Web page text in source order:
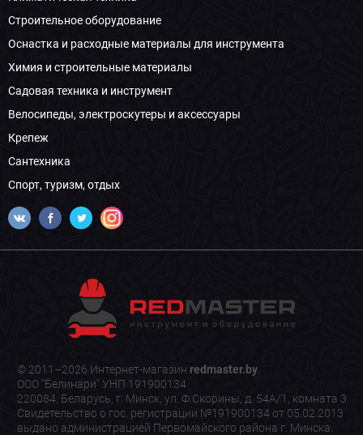
Строительное оборудование
Оснастка и расходные материалы для инструмента
Химия и строительные материалы
Садовая техника и инструмент
Велосипеды, электроскутеры и аксессуары
Крепеж
Сантехника
Спорт, туризм, отдых
© 2011–2026 Интернет-магазин redmaster.by.
ООО "Белинари" УНП 191900134
220084, Беларусь, г. Минск, ул. Ф.Скорины, д. 54А/1, комната 3
Свидетельство о гос. регистрации №191900134 от 05.02.2013
выдано администрацией Первомайского района г. Минска.